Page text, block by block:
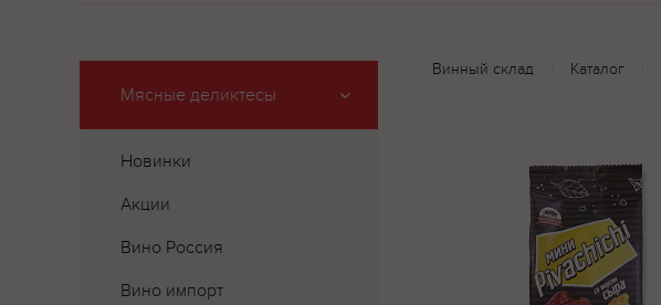
Мясные деликтесы
Новинки
Акции
Вино Россия
Вино импорт
Винный склад Каталог